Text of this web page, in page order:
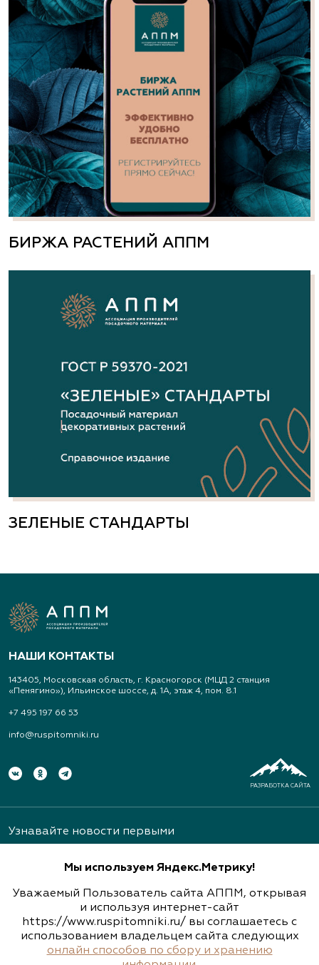
БИРЖА РАСТЕНИЙ АППМ
ЗЕЛЕНЫЕ СТАНДАРТЫ
НАШИ КОНТАКТЫ
143405, Московская область, г. Красногорск (МЦД 2 станция
«Пенягино»), Ильинское шоссе, д. 1А, этаж 4, пом. 8.1
+7 495 197 66 53
info@ruspitomniki.ru
РАЗРАБОТКА САЙТА
Узнавайте новости первыми
Подписаться
Мы используем Яндекс.Метрику!
Уважаемый Пользователь сайта АППМ, открывая
и используя интернет-сайт
https://www.ruspitomniki.ru/ вы соглашаетесь с
использованием владельцем сайта следующих
онлайн способов по сбору и хранению